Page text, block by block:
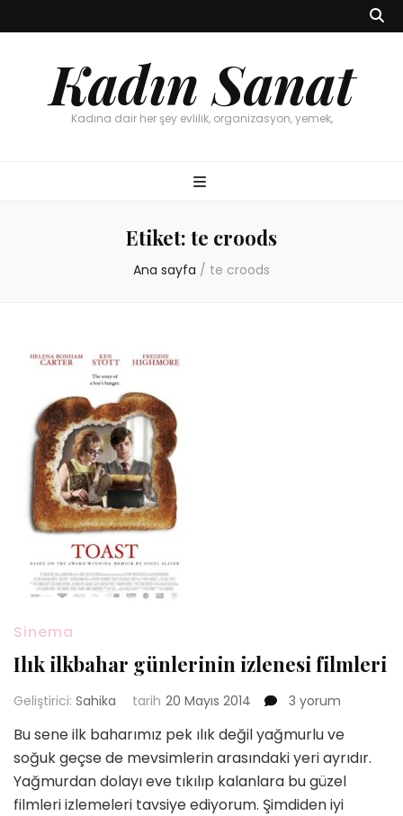
Kadın Sanat
Kadına dair her şey evlilik, organizasyon, yemek,
Etiket: te croods
Ana sayfa / te croods
Sinema
Ilık ilkbahar günlerinin izlenesi filmleri
Geliştirici: Sahika tarih 20 Mayıs 2014
Ilık
günlerinin
izlenesi
filmleri
için
3 yorum
Bu sene ilk baharımız pek ılık değil yağmurlu ve
soğuk geçse de mevsimlerin arasındaki yeri ayrıdır.
Yağmurdan dolayı eve tıkılıp kalanlara bu güzel
filmleri izlemeleri tavsiye ediyorum. Şimdiden iyi